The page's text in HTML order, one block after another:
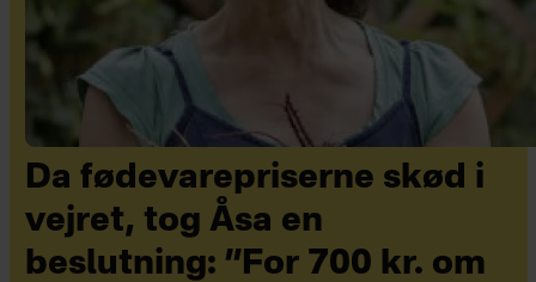
Da fødevarepriserne skød i
vejret, tog Åsa en
beslutning: ”For 700 kr. om